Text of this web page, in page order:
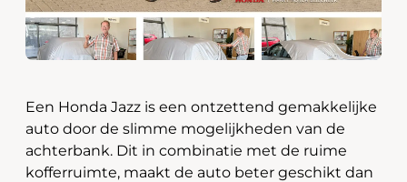
Een Honda Jazz is een ontzettend gemakkelijke
auto door de slimme mogelijkheden van de
achterbank. Dit in combinatie met de ruime
kofferruimte, maakt de auto beter geschikt dan